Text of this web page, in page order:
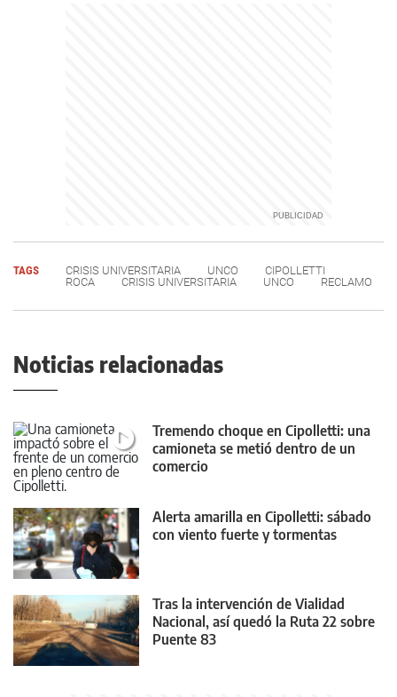
TAGS CRISIS UNIVERSITARIA UNCO
CIPOLLETTI
ROCA
CRISIS UNIVERSITARIA UNCO RECLAMO
Noticias relacionadas
Tremendo choque en Cipolletti: una
camioneta se metió dentro de un
comercio
Alerta amarilla en Cipolletti: sábado
con viento fuerte y tormentas
Tras la intervención de Vialidad
Nacional, así quedó la Ruta 22 sobre
Puente 83